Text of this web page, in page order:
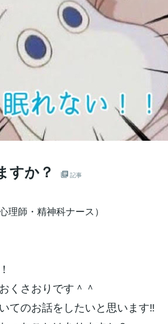
すか？ 記事
理師・精神科ナース）
くさおりです＾＾
てのお話をしたいと思います‼︎